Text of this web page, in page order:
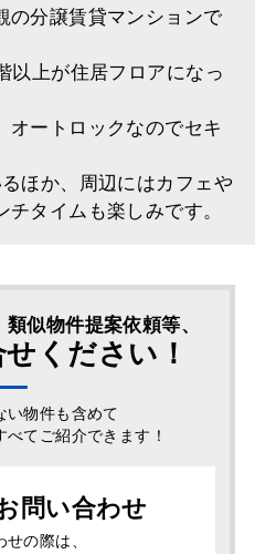
の分譲賃貸マンションで
以上が住居フロアになっ
オートロックなのでセキ
ほか、周辺にはカフェや
タイムも楽しみです。
似物件提案依頼等、
ください！
い物件も含めて
てご紹介できます！
問い合わせ
の際は、